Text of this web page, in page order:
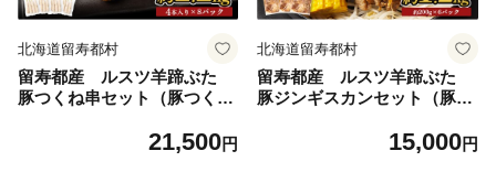
北海道留寿都村
留寿都産 ルスツ羊蹄ぶた
豚つくね串セット（豚つくね
21,500円
北海道留寿都村
留寿都産 ルスツ羊蹄ぶた
豚ジンギスカンセット（豚ジ
15,000円